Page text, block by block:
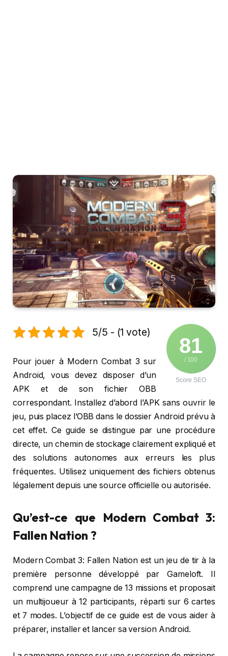
81
/ 100
Score SEO
5/5 - (1 vote)
Pour jouer à Modern Combat 3 sur
Android, vous devez disposer d’un
APK et de son fichier OBB
correspondant. Installez d’abord l’APK sans ouvrir le
jeu, puis placez l’OBB dans le dossier Android prévu à
cet effet. Ce guide se distingue par une procédure
directe, un chemin de stockage clairement expliqué et
des solutions autonomes aux erreurs les plus
fréquentes. Utilisez uniquement des fichiers obtenus
légalement depuis une source officielle ou autorisée.
Qu’est-ce que Modern Combat 3:
Fallen Nation ?
Modern Combat 3: Fallen Nation est un jeu de tir à la
première personne développé par Gameloft. Il
comprend une campagne de 13 missions et proposait
un multijoueur à 12 participants, réparti sur 6 cartes
et 7 modes. L’objectif de ce guide est de vous aider à
préparer, installer et lancer sa version Android.